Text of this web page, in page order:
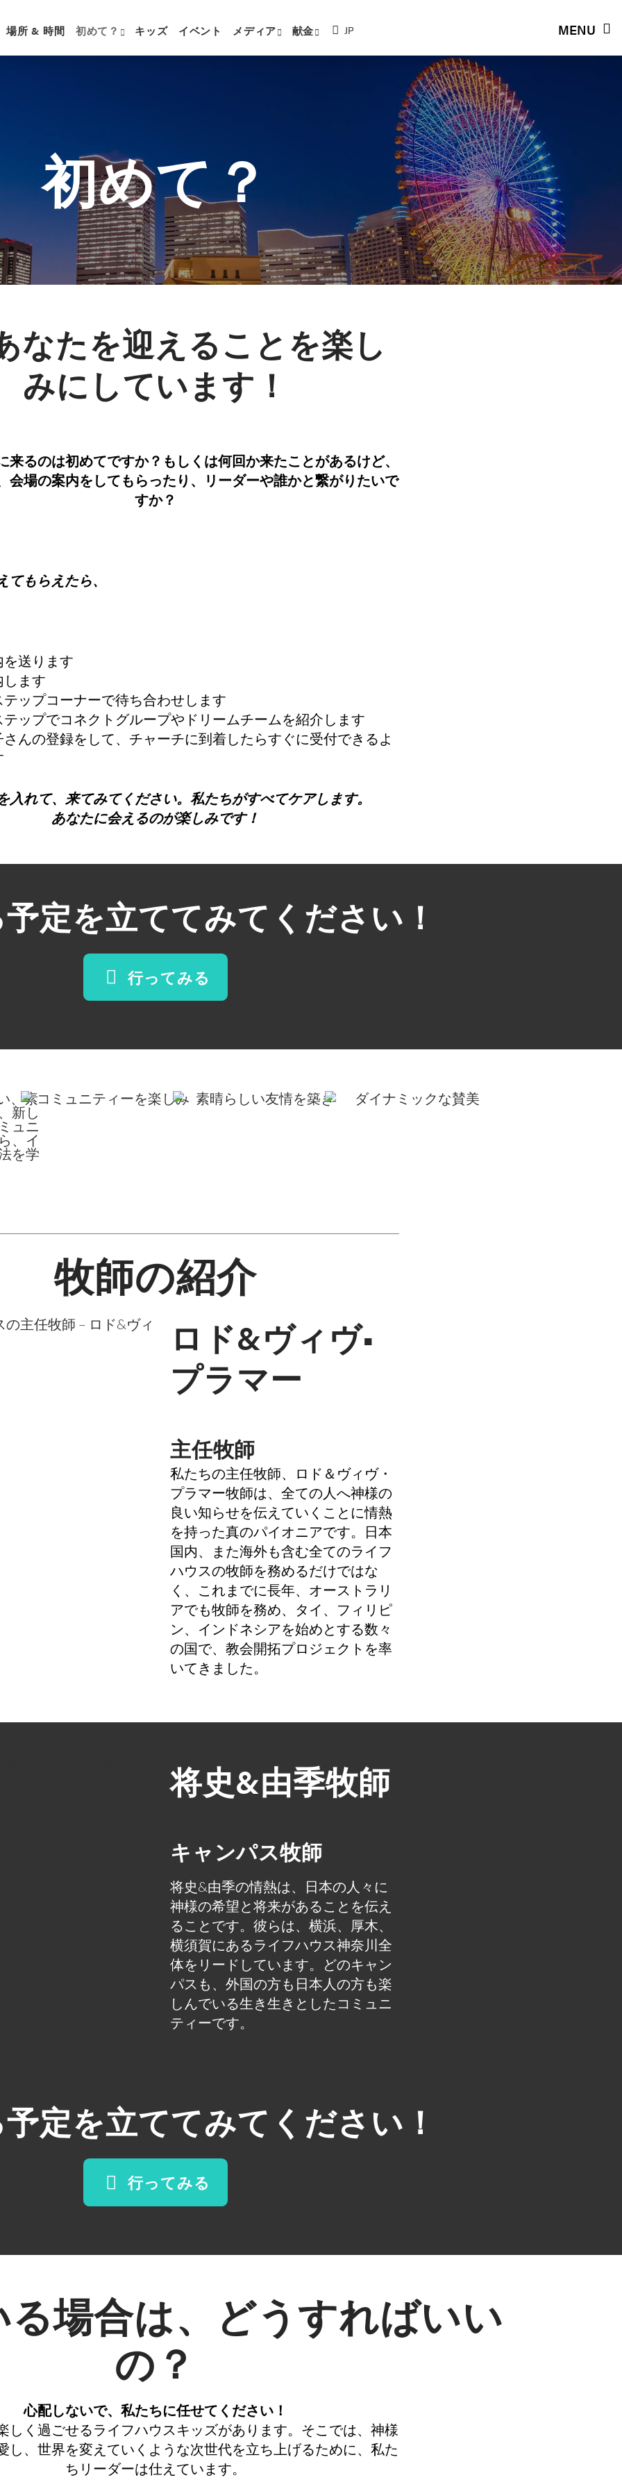
場所 & 時間 初めて？ キッズ イベント メディア 献金 JP MENU
初めて？
なたを迎えることを楽し
みにしています！
来るのは初めてですか？もしくは何回か来たことがあるけど、
会場の案内をしてもらったり、リーダーや誰かと繋がりたいで
すか？
もらえたら、
送ります
します
ップコーナーで待ち合わせします
ップでコネクトグループやドリームチームを紹介します
んの登録をして、チャーチに到着したらすぐに受付できるよ
入れて、来てみてください。私たちがすべてケアします。
あなたに会えるのが楽しみです！
定を立ててみてください！
行ってみる
牧師の紹介
ロド&ヴィヴ•
プラマー
主任牧師
私たちの主任牧師、ロド＆ヴィヴ・
プラマー牧師は、全ての人へ神様の
良い知らせを伝えていくことに情熱
を持った真のパイオニアです。日本
国内、また海外も含む全てのライフ
ハウスの牧師を務めるだけではな
く、これまでに長年、オーストラリ
アでも牧師を務め、タイ、フィリピ
ン、インドネシアを始めとする数々
の国で、教会開拓プロジェクトを率
いてきました。
将史&由季牧師
キャンパス牧師
将史&由季の情熱は、日本の人々に
神様の希望と将来があることを伝え
ることです。彼らは、横浜、厚木、
横須賀にあるライフハウス神奈川全
体をリードしています。どのキャン
パスも、外国の方も日本人の方も楽
しんでいる生き生きとしたコミュニ
ティーです。
定を立ててみてください！
行ってみる
場合は、どうすればいい
の？
心配しないで、私たちに任せてください！
しく過ごせるライフハウスキッズがあります。そこでは、神様
し、世界を変えていくような次世代を立ち上げるために、私た
ちリーダーは仕えています。